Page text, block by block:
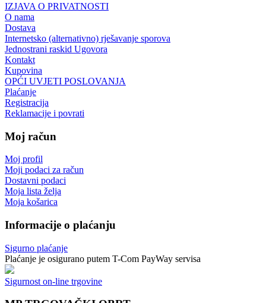
IZJAVA O PRIVATNOSTI
O nama
Dostava
Internetsko (alternativno) rješavanje sporova
Jednostrani raskid Ugovora
Kontakt
Kupovina
OPĆI UVJETI POSLOVANJA
Plaćanje
Registracija
Reklamacije i povrati
Moj račun
Moj profil
Moji podaci za račun
Dostavni podaci
Moja lista želja
Moja košarica
Informacije o plaćanju
Sigurno plaćanje
Plaćanje je osigurano putem T-Com PayWay servisa
Sigurnost on-line trgovine